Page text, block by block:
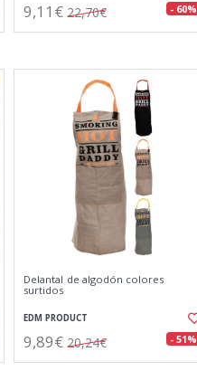
9,11€ 22,70€ - 60%
Delantal de algodón colores
surtidos
EDM PRODUCT
9,89€ 20,24€ - 51%